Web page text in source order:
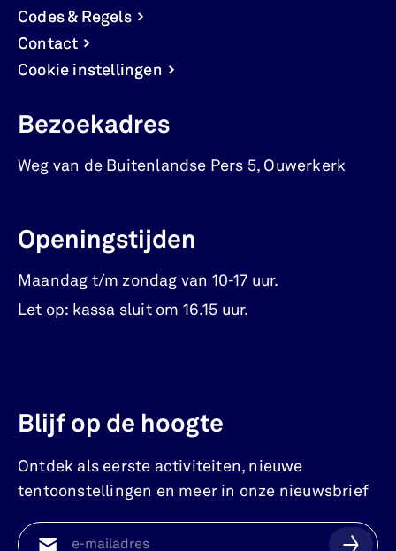
Codes & Regels
Contact
Cookie instellingen
Bezoekadres
Weg van de Buitenlandse Pers 5, Ouwerkerk
Openingstijden
Maandag t/m zondag van 10-17 uur.
Let op: kassa sluit om 16.15 uur.
Blijf op de hoogte
Ontdek als eerste activiteiten, nieuwe
tentoonstellingen en meer in onze nieuwsbrief